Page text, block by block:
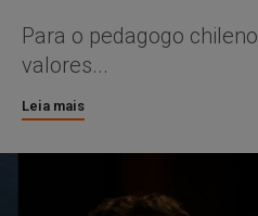
Para o pedagogo
valores...
Leia mais